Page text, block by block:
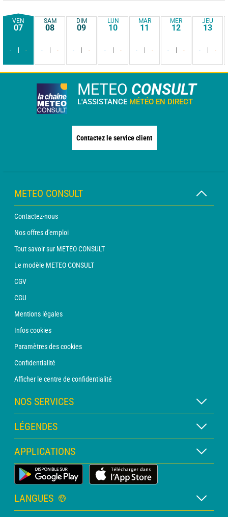
VEN
07
- -
SAM
08
- -
DIM
09
- -
LUN
10
- -
MAR
11
- -
MER
12
- -
JEU
13
- -
METEO CONSULT
L'ASSISTANCE MÉTÉO EN DIRECT
Contactez le service client
METEO CONSULT
Contactez-nous
Nos offres d'emploi
Tout savoir sur METEO CONSULT
Le modèle METEO CONSULT
CGV
CGU
Mentions légales
Infos cookies
Paramètres des cookies
Confidentialité
Afficher le centre de confidentialité
NOS SERVICES
Abonnement METEO Xpert
Abonnement METEO PRO
Consultation avec un prévisionniste
Bulletin PRO
LÉGENDES
Légende des cartes
Légende des pictogrammes
Glossaire
APPLICATIONS
Application Météo Terrestre
LANGUES